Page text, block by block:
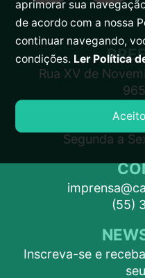
Rua XV de
Segunda a
(55)
Inscreva-se e
aprimorar sua
de acordo com a nossa
continuar navegando,
condições. Ler Política
Aceito